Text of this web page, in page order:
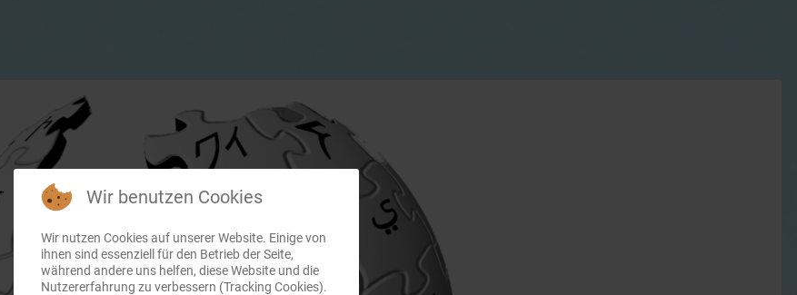
Wir benutzen Cookies
Wir nutzen Cookies auf unserer Website. Einige von
ihnen sind essenziell für den Betrieb der Seite,
während andere uns helfen, diese Website und die
Nutzererfahrung zu verbessern (Tracking Cookies).